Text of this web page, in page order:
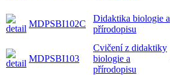
MDPSBI102C
Didaktika biologie a
přírodopisu
MDPSBI103
Cvičení z didaktiky
biologie a
přírodopisu